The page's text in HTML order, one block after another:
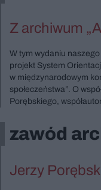
Z archiwum
W tym wydaniu
projekt System
w międzynarodowym
społeczeństwa”. O
Porębskiego,
zawód
Jerzy